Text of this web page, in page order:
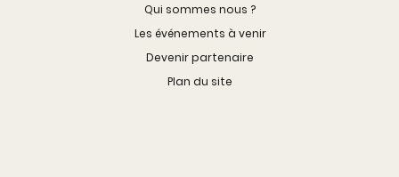
Qui sommes nous ?
Les événements à venir
Devenir partenaire
Plan du site